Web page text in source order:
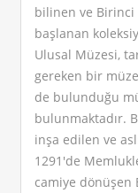
bilinen ve Birinci
başlanan
Ulusal Müzesi,
gereken bir
de bulunduğu
bulunmaktadır.
inşa edilen ve
1291'de
camiye dönüşen